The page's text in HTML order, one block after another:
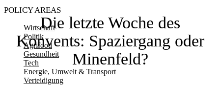
POLICY AREAS
Wirtschaft
Politik
Agrifood
Gesundheit
Tech
Energie, Umwelt & Transport
Verteidigung
Die letzte Woche des
Konvents: Spaziergang oder
Minenfeld?